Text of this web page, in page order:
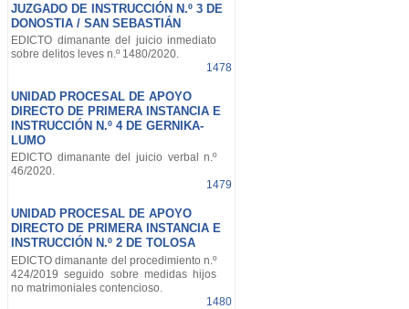
JUZGADO DE INSTRUCCIÓN N.º 3 DE
DONOSTIA / SAN SEBASTIÁN
EDICTO dimanante del juicio inmediato
sobre delitos leves n.º 1480/2020.
1478
UNIDAD PROCESAL DE APOYO
DIRECTO DE PRIMERA INSTANCIA E
INSTRUCCIÓN N.º 4 DE GERNIKA-
LUMO
EDICTO dimanante del juicio verbal n.º
46/2020.
1479
UNIDAD PROCESAL DE APOYO
DIRECTO DE PRIMERA INSTANCIA E
INSTRUCCIÓN N.º 2 DE TOLOSA
EDICTO dimanante del procedimiento n.º
424/2019 seguido sobre medidas hijos
no matrimoniales contencioso.
1480